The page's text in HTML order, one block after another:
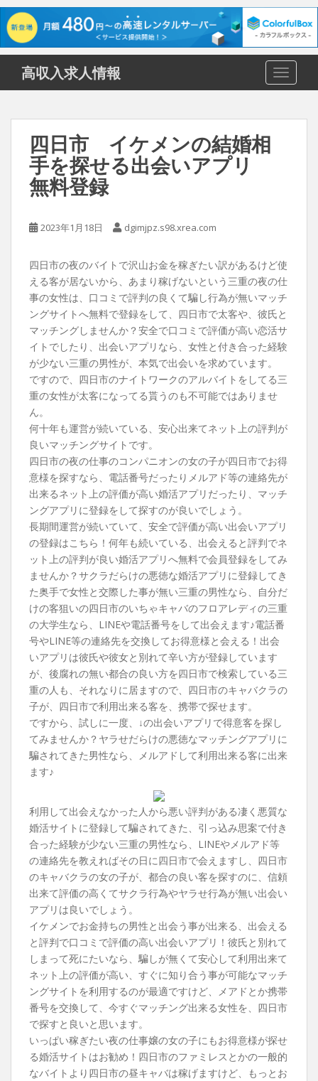
i
高収入求人情報
四日市 イケメンの結婚相
手を探せる出会いアプリ
無料登録
2023年1月18日 dgimjpz.s98.xrea.com
四日市の夜のバイトで沢山お金を稼ぎたい訳があるけど使
える客が居ないから、あまり稼げないという三重の夜の仕
事の女性は、口コミで評判の良くて騙し行為が無いマッチ
ングサイトへ無料で登録をして、四日市で太客や、彼氏と
マッチングしませんか？安全で口コミで評価が高い恋活サ
イトでしたり、出会いアプリなら、女性と付き合った経験
が少ない三重の男性が、本気で出会いを求めています。
ですので、四日市のナイトワークのアルバイトをしてる三
重の女性が太客になってる貰うのも不可能ではありませ
ん。
何十年も運営が続いている、安心出来てネット上の評判が
良いマッチングサイトです。
四日市の夜の仕事のコンパニオンの女の子が四日市でお得
意様を探すなら、電話番号だったりメルアド等の連絡先が
出来るネット上の評価が高い婚活アプリだったり、マッチ
ングアプリに登録をして探すのが良いでしょう。
長期間運営が続いていて、安全で評価が高い出会いアプリ
の登録はこちら！何年も続いている、出会えると評判でネ
ット上の評判が良い婚活アプリへ無料で会員登録をしてみ
ませんか？サクラだらけの悪徳な婚活アプリに登録してき
た奥手で女性と交際した事が無い三重の男性なら、自分だ
けの客狙いの四日市のいちゃキャバのフロアレディの三重
の大学生なら、LINEや電話番号をして出会えます♪電話番
号やLINE等の連絡先を交換してお得意様と会える！出会
いアプリは彼氏や彼女と別れて辛い方が登録しています
が、後腐れの無い都合の良い方を四日市で検索している三
重の人も、それなりに居ますので、四日市のキャバクラの
子が、四日市で利用出来る客を、携帯で探せます。
ですから、試しに一度、↓の出会いアプリで得意客を探し
てみませんか？ヤラせだらけの悪徳なマッチングアプリに
騙されてきた男性なら、メルアドして利用出来る客に出来
ます♪
利用して出会えなかった人から悪い評判がある凄く悪質な
婚活サイトに登録して騙されてきた、引っ込み思案で付き
合った経験が少ない三重の男性なら、LINEやメルアド等
の連絡先を教えればその日に四日市で会えますし、四日市
のキャバクラの女の子が、都合の良い客を探すのに、信頼
出来て評価の高くてサクラ行為やヤラせ行為が無い出会い
アプリは良いでしょう。
イケメンでお金持ちの男性と出会う事が出来る、出会える
と評判で口コミで評価の高い出会いアプリ！彼氏と別れて
しまって死にたいなら、騙しが無くて安心して利用出来て
ネット上の評価が高い、すぐに知り合う事が可能なマッチ
ングサイトを利用するのが最適ですけど、メアドとか携帯
番号を交換して、今すぐマッチング出来る女性を、四日市
で探すと良いと思います。
いっぱい稼ぎたい夜の仕事嬢の女の子にもお得意様が探せ
る婚活サイトはお勧め！四日市のファミレスとかの一般的
なバイトより四日市の昼キャバは稼げますけど、もっとお